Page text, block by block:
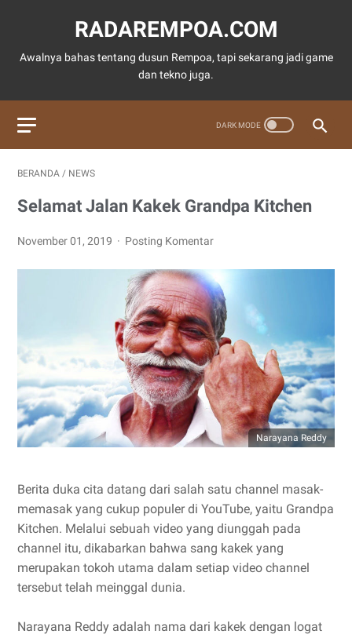
RADAREMPOA.COM
Awalnya bahas tentang dusun Rempoa, tapi sekarang jadi game
dan tekno juga.
BERANDA / NEWS
Selamat Jalan Kakek Grandpa Kitchen
November 01, 2019 Posting Komentar
Narayana Reddy
Berita duka cita datang dari salah satu channel masak-
memasak yang cukup populer di YouTube, yaitu Grandpa
Kitchen. Melalui sebuah video yang diunggah pada
channel itu, dikabarkan bahwa sang kakek yang
merupakan tokoh utama dalam setiap video channel
tersebut telah meinggal dunia.
Narayana Reddy adalah nama dari kakek dengan logat